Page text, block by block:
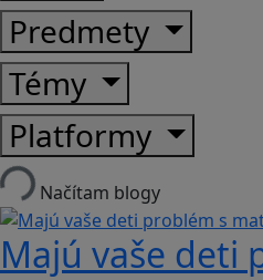
Predmety
Témy
Platformy
Načítam blogy
Majú vaše deti